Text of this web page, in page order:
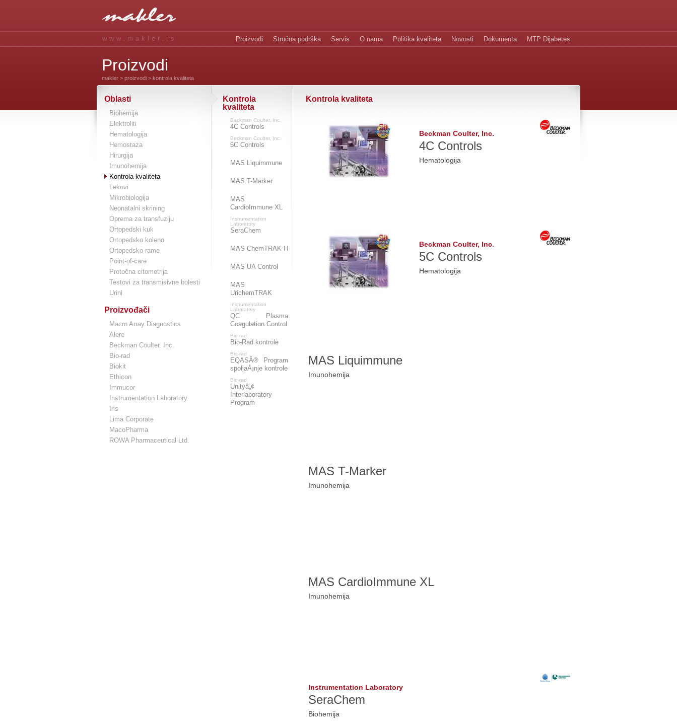
www.makler.rs Proizvodi Stručna podrška Servis O nama Politika kvaliteta Novosti Dokumenta MTP Dijabetes
Proizvodi
makler > proizvodi > kontrola kvaliteta
Oblasti
Biohemija
Elektroliti
Hematologija
Hemostaza
Hirurgija
Imunohemija
Kontrola kvaliteta
Lekovi
Mikrobiologija
Neonatalni skrining
Oprema za transfuziju
Ortopedski kuk
Ortopedsko koleno
Ortopedsko rame
Point-of-care
Protočna citometrija
Testovi za transmisivne bolesti
Urini
Proizvođači
Macro Array Diagnostics
Alere
Beckman Coulter, Inc.
Bio-rad
Biokit
Ethicon
Immucor
Instrumentation Laboratory
Iris
Lima Corporate
MacoPharma
ROWA Pharmaceutical Ltd.
Kontrola
kvaliteta
Beckman Coulter, Inc.
4C Controls
Beckman Coulter, Inc.
5C Controls
MAS Liquimmune
MAS T-Marker
MAS
CardioImmune XL
Instrumentation
Laboratory
SeraChem
MAS ChemTRAK H
MAS UA Control
MAS
UrichemTRAK
Instrumentation
Laboratory
QC Plasma
Coagulation Control
Bio-rad
Bio-Rad kontrole
Bio-rad
EQASÂ® Program
spoljaÅ¡nje kontrole
Bio-rad
Unityâ„¢
Interlaboratory
Program
Kontrola kvaliteta
Beckman Coulter, Inc.
4C Controls
Hematologija
Beckman Coulter, Inc.
5C Controls
Hematologija
MAS Liquimmune
Imunohemija
MAS T-Marker
Imunohemija
MAS CardioImmune XL
Imunohemija
Instrumentation Laboratory
SeraChem
Biohemija